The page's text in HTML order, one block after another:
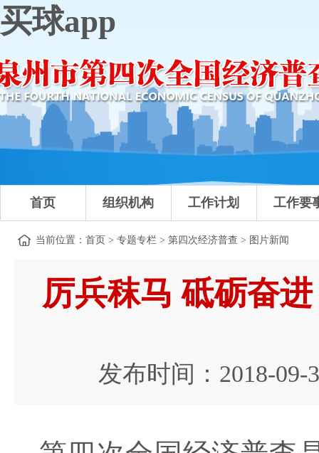
买球app
首页 组织机构 工作计划 工作要
当前位置： 首页 > 专题专栏 > 第四次经济普查 > 图片新闻
厉兵秣马 砥砺奋
发布时间：2018-